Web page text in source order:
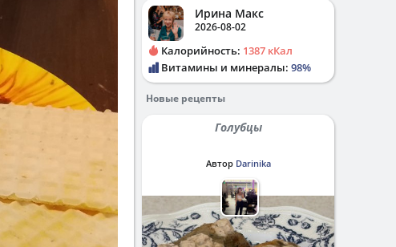
Ирина Макс
2026-08-02
Калорийность: 1387 кКал
Витамины и минералы: 98%
Новые рецепты
Голубцы
Автор Darinika